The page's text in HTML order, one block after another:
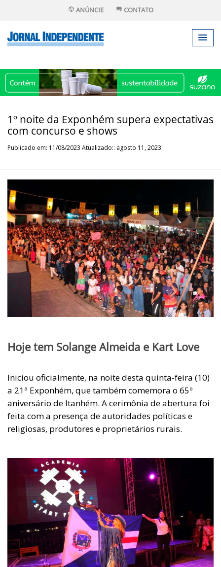
ANÚNCIE CONTATO
1º noite da Exponhém supera expectativas
com concurso e shows
Publicado em: 11/08/2023 Atualizado:: agosto 11, 2023
Hoje tem Solange Almeida e Kart Love
Iniciou oficialmente, na noite desta quinta-feira (10)
a 21ª Exponhém, que também comemora o 65º
aniversário de Itanhém. A cerimônia de abertura foi
feita com a presença de autoridades políticas e
religiosas, produtores e proprietários rurais.